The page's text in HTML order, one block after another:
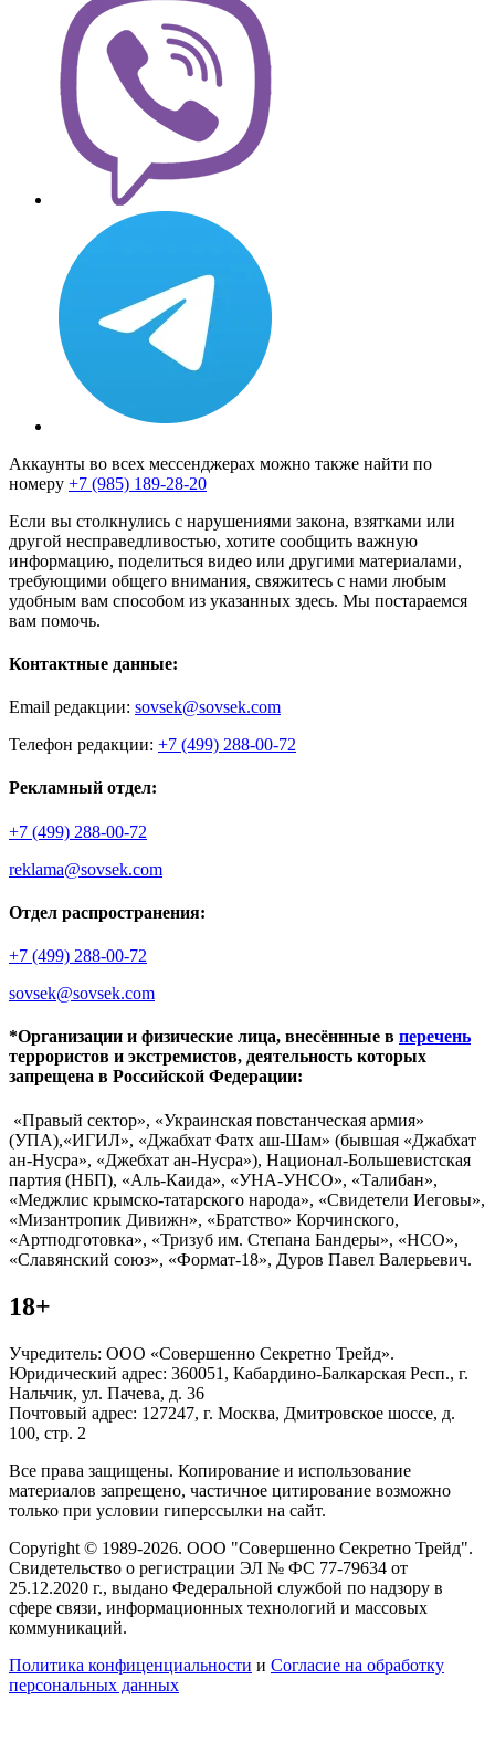
Аккаунты во всех мессенджерах можно также найти по
номеру +7 (985) 189-28-20
Если вы столкнулись с нарушениями закона, взятками или
другой несправедливостью, хотите сообщить важную
информацию, поделиться видео или другими материалами,
требующими общего внимания, свяжитесь с нами любым
удобным вам способом из указанных здесь. Мы постараемся
вам помочь.
Контактные данные:
Email редакции: sovsek@sovsek.com
Телефон редакции: +7 (499) 288-00-72
Рекламный отдел:
+7 (499) 288-00-72
reklama@sovsek.com
Отдел распространения:
+7 (499) 288-00-72
sovsek@sovsek.com
*Организации и физические лица, внесённные в перечень
террористов и экстремистов, деятельность которых
запрещена в Российской Федерации:
«Правый сектор», «Украинская повстанческая армия»
(УПА),«ИГИЛ», «Джабхат Фатх аш-Шам» (бывшая «Джабхат
ан-Нусра», «Джебхат ан-Нусра»), Национал-Большевистская
партия (НБП), «Аль-Каида», «УНА-УНСО», «Талибан»,
«Меджлис крымско-татарского народа», «Свидетели Иеговы»,
«Мизантропик Дивижн», «Братство» Корчинского,
«Артподготовка», «Тризуб им. Степана Бандеры», «НСО»,
«Славянский союз», «Формат-18», Дуров Павел Валерьевич.
18+
Учредитель: ООО «Совершенно Секретно Трейд».
Юридический адрес: 360051, Кабардино-Балкарская Респ., г.
Нальчик, ул. Пачева, д. 36
Почтовый адрес: 127247, г. Москва, Дмитровское шоссе, д.
100, стр. 2
Все права защищены. Копирование и использование
материалов запрещено, частичное цитирование возможно
только при условии гиперссылки на сайт.
Copyright © 1989-2026. ООО "Совершенно Секретно Трейд".
Свидетельство о регистрации ЭЛ № ФС 77-79634 от
25.12.2020 г., выдано Федеральной службой по надзору в
сфере связи, информационных технологий и массовых
коммуникаций.
Политика конфиценциальности и Согласие на обработку
персональных данных